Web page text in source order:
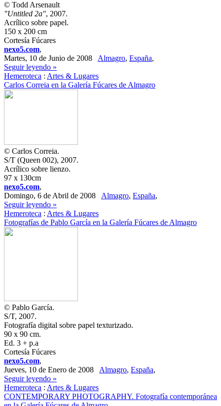
© Todd Arsenault
"Untitled 2a", 2007.
Acrílico sobre papel.
150 x 200 cm
Cortesía Fúcares
nexo5.com,
Martes, 10 de Junio de 2008 Almagro, España,
Seguir leyendo »
Hemeroteca : Artes & Lugares
Carlos Correia en la Galería Fúcares de Almagro
© Carlos Correia.
S/T (Queen 002), 2007.
Acrílico sobre lienzo.
97 x 130cm
nexo5.com,
Domingo, 6 de Abril de 2008 Almagro, España,
Seguir leyendo »
Hemeroteca : Artes & Lugares
Fotografías de Pablo García en la Galería Fúcares de Almagro
© Pablo García.
S/T, 2007.
Fotografía digital sobre papel texturizado.
90 x 90 cm.
Ed. 3 + p.a
Cortesía Fúcares
nexo5.com,
Jueves, 10 de Enero de 2008 Almagro, España,
Seguir leyendo »
Hemeroteca : Artes & Lugares
CONTEMPORARY PHOTOGRAPHY. Fotografía contemporánea